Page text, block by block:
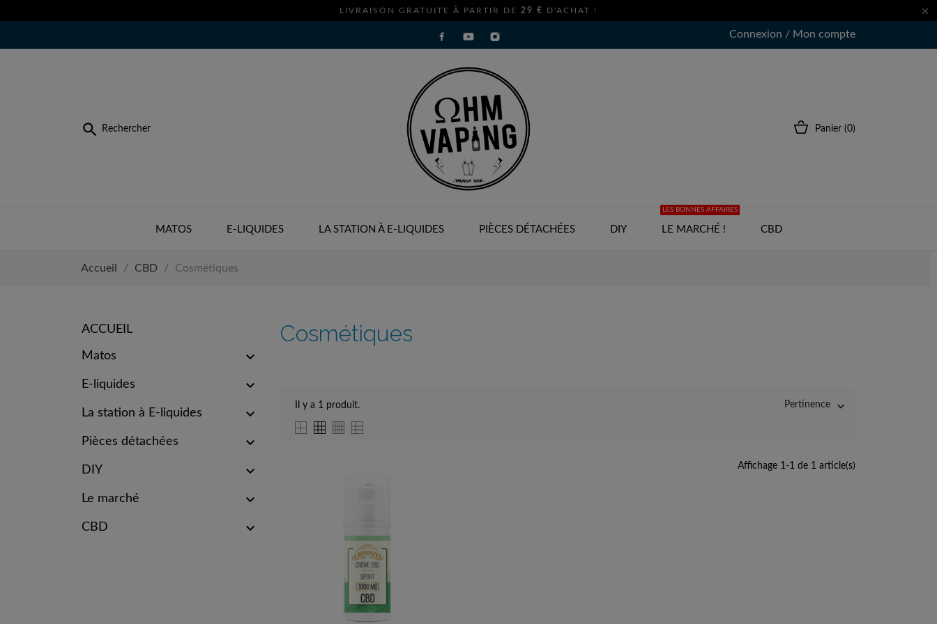
LIVRAISON GRATUITE À PARTIR DE 29 € D'ACHAT ! 
Connexion / Mon compte
 Rechercher Panier (0)
MATOS E-LIQUIDES LA STATION À E-LIQUIDES PIÈCES DÉTACHÉES DIY LE MARCHÉ !
LES BONNES AFFAIRES
CBD
Accueil CBD Cosmétiques
ACCUEIL
Matos 
E-liquides 
La station à E-liquides 
Pièces détachées 
DIY 
Le marché 
CBD 
Cosmétiques
Il y a 1 produit. Pertinence 
Affichage 1-1 de 1 article(s)